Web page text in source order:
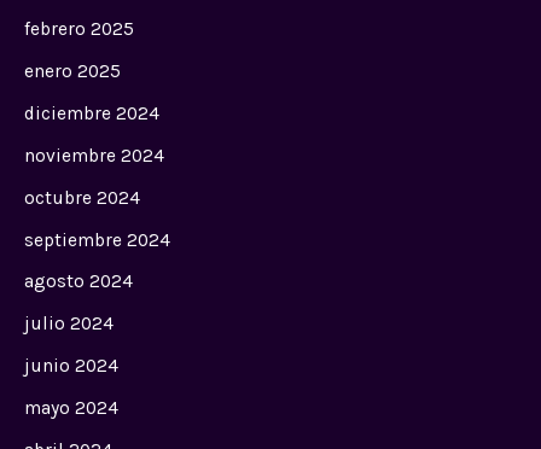
febrero 2025
enero 2025
diciembre 2024
noviembre 2024
octubre 2024
septiembre 2024
agosto 2024
julio 2024
junio 2024
mayo 2024